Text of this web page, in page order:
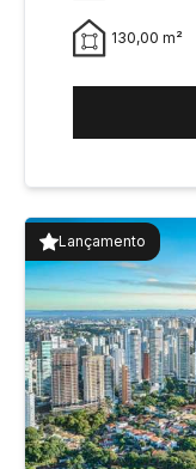
130,00 m²
Lançamento